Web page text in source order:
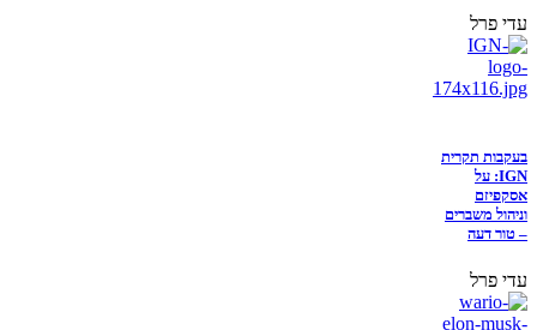
עדי פרל
בעקבות תקרית
IGN: על
אסקפיזם
וניהול משברים
– טור דעה
עדי פרל